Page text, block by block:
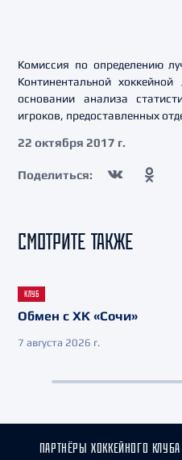
Комиссия по определению
Континентальной
основании анализа
игроков, предоставленных
22 октября 2017 г.
Поделиться:
СМОТРИТЕ ТАКЖЕ
КЛУБ
Обмен с ХК «Сочи»
7 августа 2026 г.
ПАРТНЁРЫ ХОККЕЙНОГО